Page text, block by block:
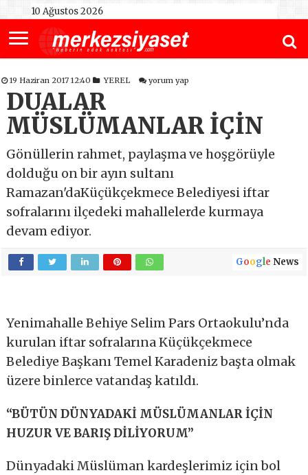
10 Ağustos 2026
19 Haziran 2017 12:40 YEREL yorum yap
DUALAR
MÜSLÜMANLAR İÇİN
Gönüllerin rahmet, paylaşma ve hoşgörüyle
dolduğu on bir ayın sultanı
Ramazan'daKüçükçekmece Belediyesi iftar
sofralarını ilçedeki mahallelerde kurmaya
devam ediyor.
Google News
Yenimahalle Behiye Selim Pars Ortaokulu’nda
kurulan iftar sofralarına Küçükçekmece
Belediye Başkanı Temel Karadeniz başta olmak
üzere binlerce vatandaş katıldı.
“BÜTÜN DÜNYADAKİ MÜSLÜMANLAR İÇİN
HUZUR VE BARIŞ DİLİYORUM”
Dünyadaki Müslüman kardeşlerimiz için bol